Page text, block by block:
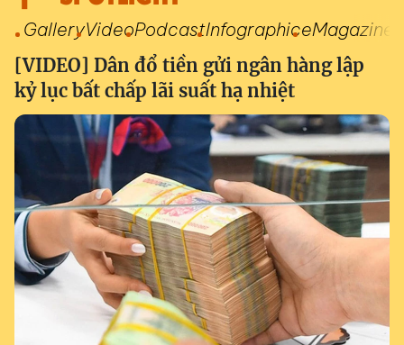
GalleryVideoPodcastInfographiceMagazine
[VIDEO] Dân đổ tiền gửi ngân hàng lập
kỷ lục bất chấp lãi suất hạ nhiệt